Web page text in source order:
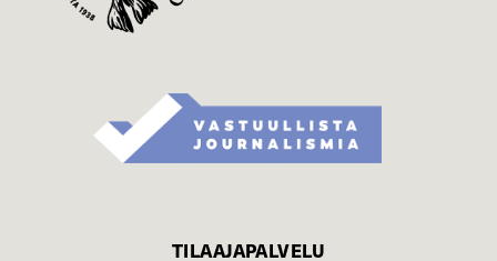
TILAAJAPALVELU